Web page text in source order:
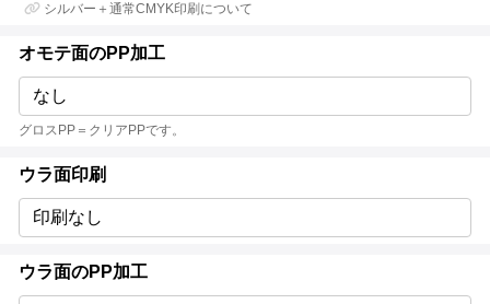
シルバー＋通常CMYK印刷について
オモテ面のPP加工
なし
グロスPP＝クリアPPです。
ウラ面印刷
印刷なし
ウラ面のPP加工